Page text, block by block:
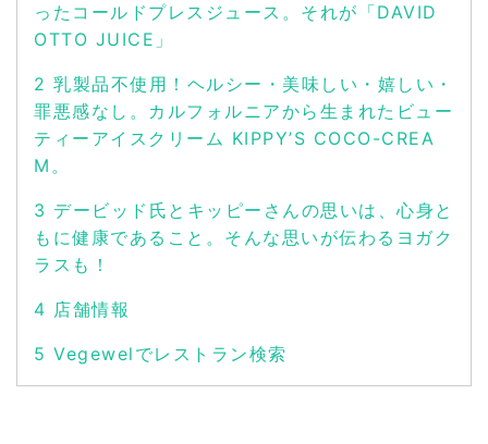
ったコールドプレスジュース。それが「DAVID
OTTO JUICE」
2 乳製品不使用！ヘルシー・美味しい・嬉しい・
罪悪感なし。カルフォルニアから生まれたビュー
ティーアイスクリーム KIPPY’S COCO-CREA
M。
3 デービッド氏とキッピーさんの思いは、心身と
もに健康であること。そんな思いが伝わるヨガク
ラスも！
4 店舗情報
5 Vegewelでレストラン検索